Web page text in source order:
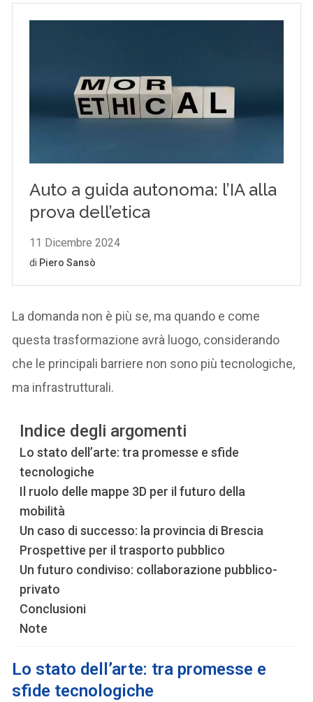
La domanda non è più se, ma quando e come
questa trasformazione avrà luogo, considerando
che le principali barriere non sono più tecnologiche,
ma infrastrutturali.
Indice degli argomenti
Lo stato dell’arte: tra promesse e sfide
tecnologiche
Il ruolo delle mappe 3D per il futuro della
mobilità
Un caso di successo: la provincia di Brescia
Prospettive per il trasporto pubblico
Un futuro condiviso: collaborazione pubblico-
privato
Conclusioni
Note
Lo stato dell’arte: tra promesse e
sfide tecnologiche